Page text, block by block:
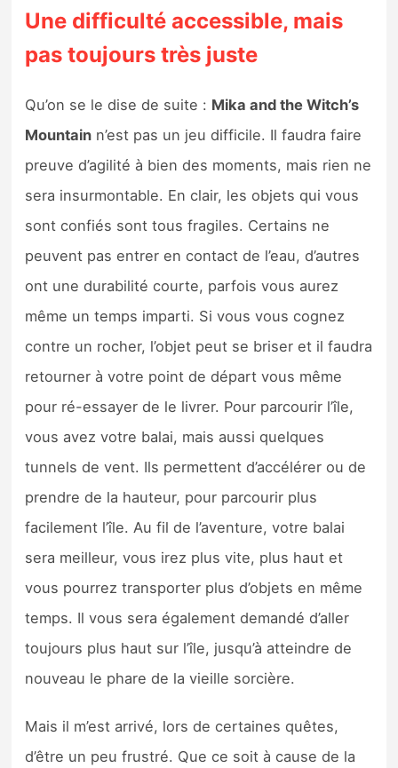
Une difficulté accessible, mais
pas toujours très juste
Qu’on se le dise de suite : Mika and the Witch’s
Mountain n’est pas un jeu difficile. Il faudra faire
preuve d’agilité à bien des moments, mais rien ne
sera insurmontable. En clair, les objets qui vous
sont confiés sont tous fragiles. Certains ne
peuvent pas entrer en contact de l’eau, d’autres
ont une durabilité courte, parfois vous aurez
même un temps imparti. Si vous vous cognez
contre un rocher, l’objet peut se briser et il faudra
retourner à votre point de départ vous même
pour ré-essayer de le livrer. Pour parcourir l’île,
vous avez votre balai, mais aussi quelques
tunnels de vent. Ils permettent d’accélérer ou de
prendre de la hauteur, pour parcourir plus
facilement l’île. Au fil de l’aventure, votre balai
sera meilleur, vous irez plus vite, plus haut et
vous pourrez transporter plus d’objets en même
temps. Il vous sera également demandé d’aller
toujours plus haut sur l’île, jusqu’à atteindre de
nouveau le phare de la vieille sorcière.
Mais il m’est arrivé, lors de certaines quêtes,
d’être un peu frustré. Que ce soit à cause de la